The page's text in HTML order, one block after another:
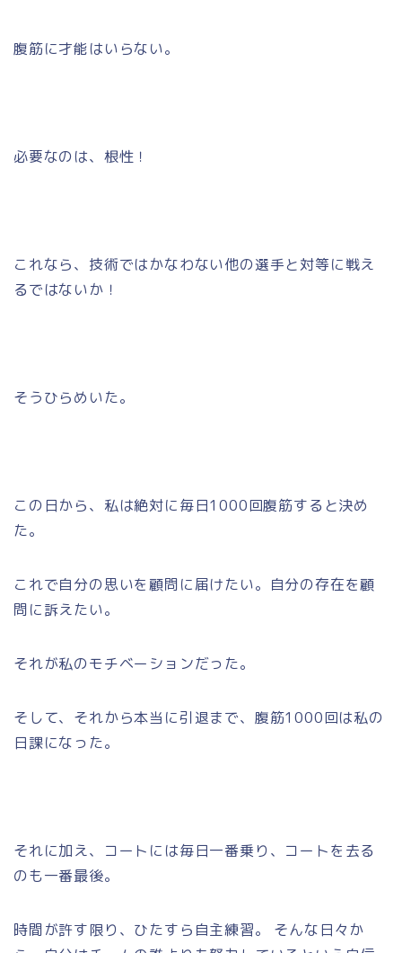
腹筋に才能はいらない。
必要なのは、根性！
これなら、技術ではかなわない他の選手と対等に戦え
るではないか！
そうひらめいた。
この日から、私は絶対に毎日1000回腹筋すると決め
た。
これで自分の思いを顧問に届けたい。自分の存在を顧
問に訴えたい。
それが私のモチベーションだった。
そして、それから本当に引退まで、腹筋1000回は私の
日課になった。
それに加え、コートには毎日一番乗り、コートを去る
のも一番最後。
時間が許す限り、ひたすら自主練習。 そんな日々か